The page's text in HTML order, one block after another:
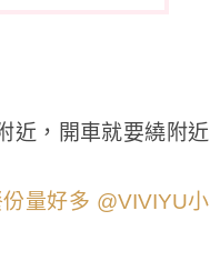
近，開車就要繞附近